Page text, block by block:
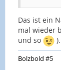
Das ist ein
mal wieder
und so
).
Bolzbold #5